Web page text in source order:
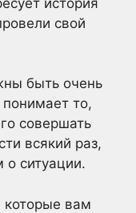
свой
быть очень
то,
совершать
всякий раз,
о ситуации.
вам